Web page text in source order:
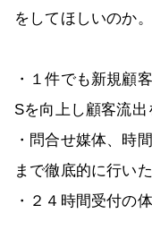
をしてほしいのか
・１件でも新規顧
Sを向上し顧客流出
・問合せ媒体、時
まで徹底的に行いた
・２４時間受付の